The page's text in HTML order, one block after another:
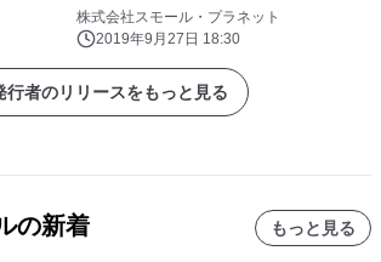
月4日（金）よりオープン！ “FORCE
FRIDAY III”に合わせ午前0時1分から
もオープン！
株式会社スモール・プラネット
2019年9月27日 18:30
行者のリリースをもっと見る
の新着 もっと見る